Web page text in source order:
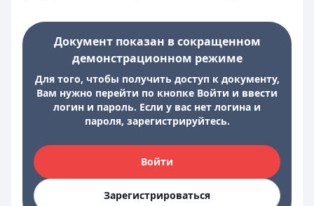
Документ показан в сокращенном
демонстрационном режиме
Для того, чтобы получить доступ к документу,
Вам нужно перейти по кнопке Войти и ввести
логин и пароль. Если у вас нет логина и
пароля, зарегистрируйтесь.
Войти
Зарегистрироваться